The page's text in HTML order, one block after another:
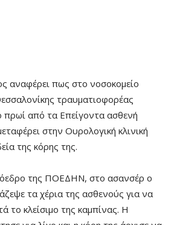
αναφέρει πως στο νοσοκομείο
τραυματιοφορέας
πρωί από τα Επείγοντα ασθενή
στην Ουρολογική κλινική
της κόρης της.
της ΠΟΕΔΗΝ, στο ασανσέρ ο
τα χέρια της ασθενούς για να
το κλείσιμο της καμπίνας. Η